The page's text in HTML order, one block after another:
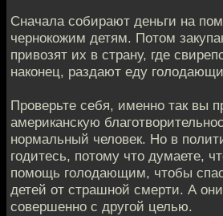
Сначала собирают деньги на
чернокожим детям. Потом
привозят их в страну, где
наконец, раздают еду
Проверьте себя, именно так вы
американскую
нормальный человек. Но в
годитесь, потому что думаете,
помощь голодающим, чтобы
детей от страшной смерти. А
совершенно с другой целью.